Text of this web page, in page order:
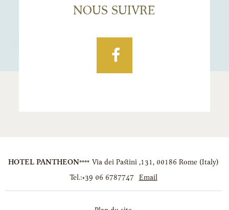
NOUS SUIVRE
Facebook
HOTEL PANTHEON**** Via dei Pastini ,131, 00186 Rome(Italy)
Tel.:+39 06 6787747 Email